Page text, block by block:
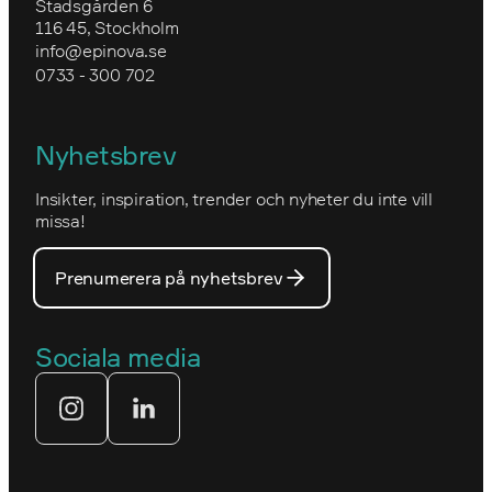
Granngården
IVA
Norwegian
Optimizelys webb
Prins Daniels Fellowship
Tekniksprånget
Epinovas ledning
Hur vi arbetar
Nova Consulting Group
Utmärkelser
Våra medarbetare
Våra partners
Stadsgården 6
116 45, Stockholm
info@epinova.se
0733 - 300 702
Nyhetsbrev
Insikter, inspiration, trender och nyheter du inte vill
missa!
Prenumerera på nyhetsbrev
Sociala media